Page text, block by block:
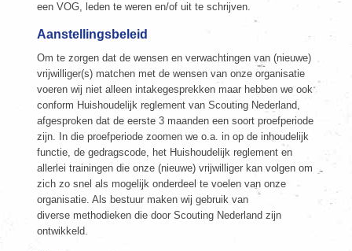
een VOG, leden te weren en/of uit te schrijven.
Aanstellingsbeleid
Om te zorgen dat de wensen en verwachtingen van (nieuwe)
vrijwilliger(s) matchen met de wensen van onze organisatie
voeren wij niet alleen intakegesprekken maar hebben we ook
conform Huishoudelijk reglement van Scouting Nederland,
afgesproken dat de eerste 3 maanden een soort proefperiode
zijn. In die proefperiode zoomen we o.a. in op de inhoudelijk
functie, de gedragscode, het Huishoudelijk reglement en
allerlei trainingen die onze (nieuwe) vrijwilliger kan volgen om
zich zo snel als mogelijk onderdeel te voelen van onze
organisatie. Als bestuur maken wij gebruik van
diverse methodieken die door Scouting Nederland zijn
ontwikkeld.